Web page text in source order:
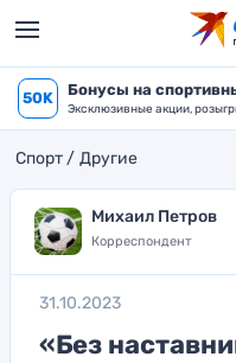
50K Бонусы на
Эксклюзивные акции,
Спорт Другие
Михаил Петров
Корреспондент
31.10.2023
«Без